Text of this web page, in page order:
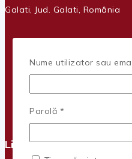
Galati, Jud. Galati, România
Link-uri utile
Nume utilizator sau
Parolă *